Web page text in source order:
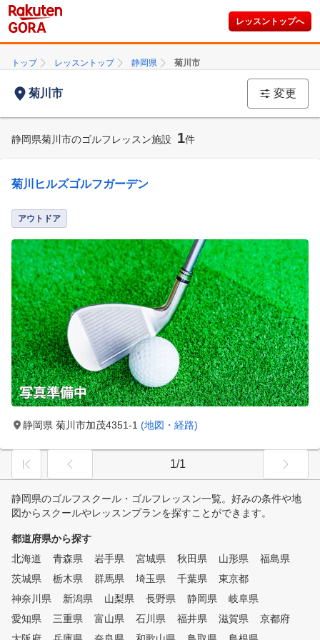
レッスントップへ
トップ レッスントップ 静岡県 菊川市
菊川市 変更
静岡県菊川市のゴルフレッスン施設 1件
菊川ヒルズゴルフガーデン
アウトドア
静岡県 菊川市加茂4351-1 (地図・経路)
1/1
静岡県のゴルフスクール・ゴルフレッスン一覧。好みの条件や地
図からスクールやレッスンプランを探すことができます。
都道府県から探す
北海道
青森県 岩手県 宮城県 秋田県 山形県
福島県
茨城県
栃木県 群馬県 埼玉県 千葉県
東京都
神奈川県
新潟県 山梨県 長野県 静岡県
岐阜県
愛知県
三重県 富山県 石川県 福井県 滋賀県
京都府